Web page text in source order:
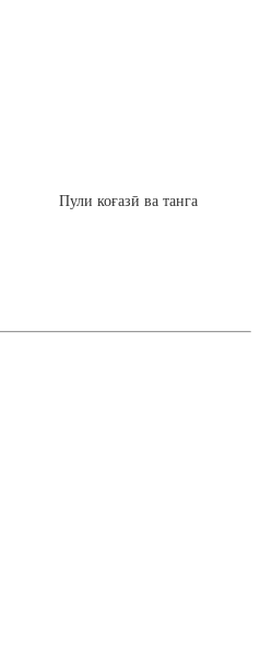
Пули коғазӣ ва танга